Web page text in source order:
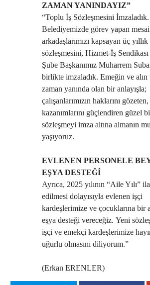
ZAMAN YANINDAYIZ”
“Toplu İş Sözleşmesini İmzaladık.
Belediyemizde görev yapan mesai
arkadaşlarımızı kapsayan üç
sözleşmesini, Hizmet-İş
Şube Başkanımız Muharrem
birlikte imzaladık. Emeğin ve
zaman yanında olan bir anlayışla;
çalışanlarımızın haklarını
kazanımlarını güçlendiren güzel
sözleşmeyi imza altına almanın
yaşıyoruz.
EVLENEN PERSONELE
EŞYA DESTEĞİ
Ayrıca, 2025 yılının “Aile Yılı”
edilmesi dolayısıyla evlenen işçi
kardeşlerimize ve çocuklarına bir
eşya desteği vereceğiz. Yeni
işçi ve emekçi kardeşlerimize
uğurlu olmasını diliyorum.”
(Erkan ERENLER)